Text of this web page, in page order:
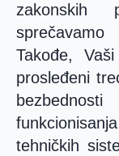
Takođe,
prosleđeni
tehničkih